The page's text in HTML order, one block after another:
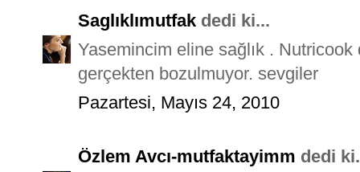
Saglıklımutfak dedi ki...
Yasemincim eline sağlık .
gerçekten bozulmuyor. sevgiler
Pazartesi, Mayıs 24, 2010
Özlem Avcı-mutfaktayimm dedi